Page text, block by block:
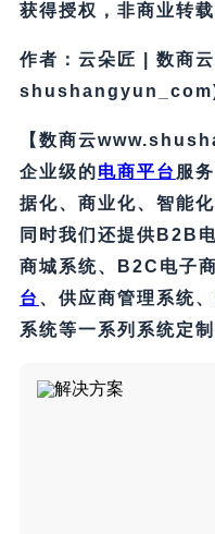
获得授权，非商业转
作者：云朵匠 | 数商云
【数商云
企业级的电商平台 服
据化、商业化、智能
同时我们还提供B2B
商城系统、B2C电子
台 、供应商管理系统
系统等一系列系统定制